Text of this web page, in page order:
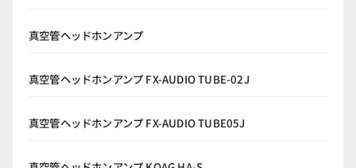
真空管ヘッドホンアンプ
真空管ヘッドホンアンプ FX-AUDIO TUBE-02J
真空管ヘッドホンアンプ FX-AUDIO TUBE05J